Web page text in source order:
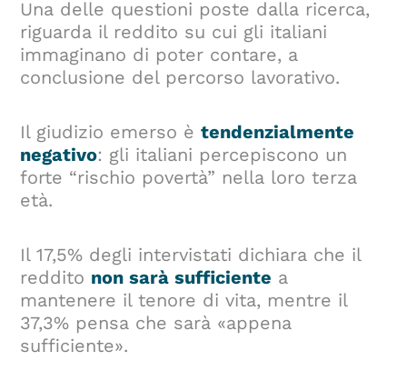
Una delle questioni poste dalla ricerca,
riguarda il reddito su cui gli italiani
immaginano di poter contare, a
conclusione del percorso lavorativo.
Il giudizio emerso ètendenzialmente
negativo: gli italiani percepiscono un
forte “rischio povertà” nella loro terza
età.
Il 17,5% degli intervistati dichiara che il
reddito non sarà sufficiente a
mantenere il tenore di vita, mentre il
37,3% pensa che sarà «appena
sufficiente».